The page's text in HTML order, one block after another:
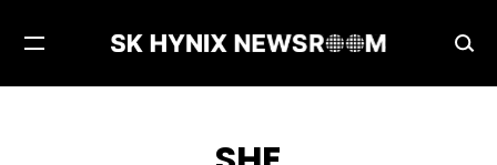
검
색
메